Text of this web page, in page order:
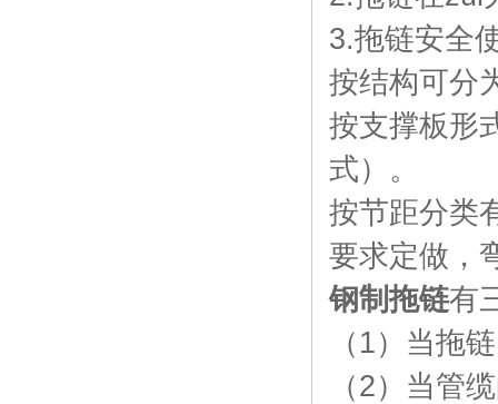
3.拖链安全
按结构可分
按支撑板形
式）。
按节距分类
要求定做，
钢制拖链有
（1）当拖
（2）当管